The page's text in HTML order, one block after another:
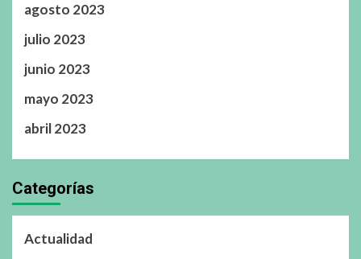
agosto 2023
julio 2023
junio 2023
mayo 2023
abril 2023
Categorías
Actualidad